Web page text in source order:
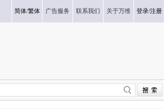
简体/繁体 广告服务 联系我们 关于万维 登录/注册